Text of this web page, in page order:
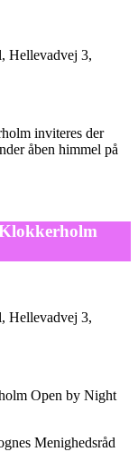
Hellevadvej 3,
inviteres der
åben himmel på
Hellevadvej 3,
Open by Night
Menighedsråd